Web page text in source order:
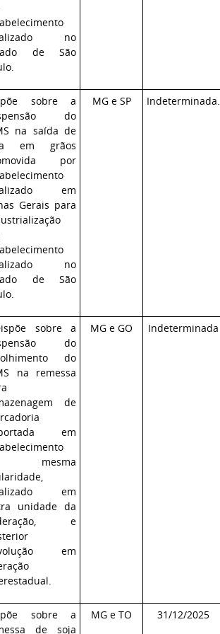
no
de São
sobre a
do
na saída de
em grãos
por
em
Gerais para
no
de São
MG e SP Indeterminada.
sobre a
do
do
na remessa
de
em
mesma
em
unidade da
e
em
MG e GO Indeterminada
sobre a
de soja
MG e TO 31/12/2025